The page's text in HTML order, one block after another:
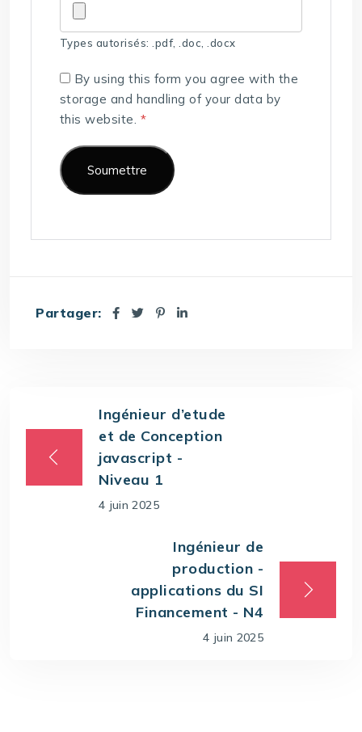
Types autorisés: .pdf, .doc, .docx
By using this form you agree with the
storage and handling of your data by
this website. *
Partager:
Ingénieur d’etude
et de Conception
javascript -
Niveau 1
4 juin 2025
Ingénieur de
production -
applications du SI
Financement - N4
4 juin 2025